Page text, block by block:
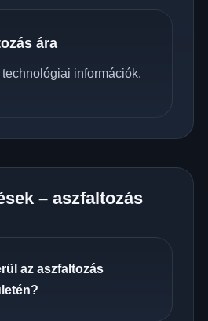
ára
információk.
– aszfaltozás
az aszfaltozás